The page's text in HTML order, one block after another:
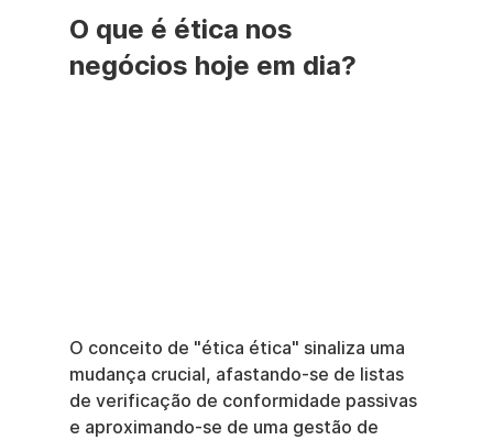
O que é ética nos
negócios hoje em dia?
O conceito de "ética ética" sinaliza uma
mudança crucial, afastando-se de listas
de verificação de conformidade passivas
e aproximando-se de uma gestão de